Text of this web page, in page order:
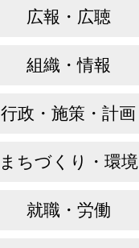
広報・広聴
組織・情報
行政・施策・計画
まちづくり・環境
就職・労働